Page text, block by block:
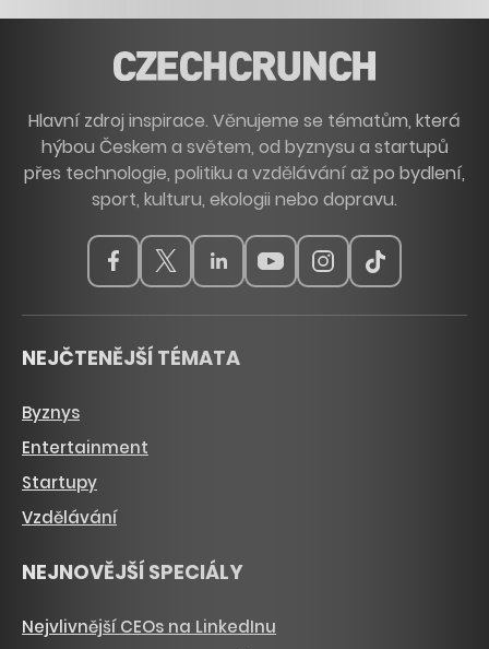
Hlavní zdroj inspirace. Věnujeme se tématům, která
hýbou Českem a světem, od byznysu a startupů
přes technologie, politiku a vzdělávání až po bydlení,
sport, kulturu, ekologii nebo dopravu.
NEJČTENĚJŠÍ TÉMATA
Byznys
Entertainment
Startupy
Vzdělávání
NEJNOVĚJŠÍ SPECIÁLY
Nejvlivnější CEOs na LinkedInu